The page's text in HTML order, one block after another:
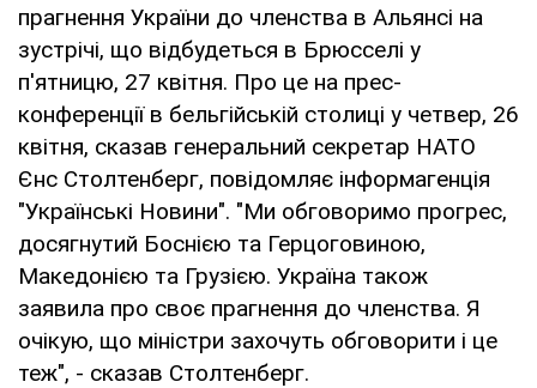
прагнення України до членства в Альянсі на
зустрічі, що відбудеться в Брюсселі у
п'ятницю, 27 квітня. Про це на прес-
конференції в бельгійській столиці у четвер, 26
квітня, сказав генеральний секретар НАТО
Єнс Столтенберг, повідомляє інформагенція
"Українські Новини". "Ми обговоримо прогрес,
досягнутий Боснією та Герцоговиною,
Македонією та Грузією. Україна також
заявила про своє прагнення до членства. Я
очікую, що міністри захочуть обговорити і це
теж", - сказав Столтенберг.